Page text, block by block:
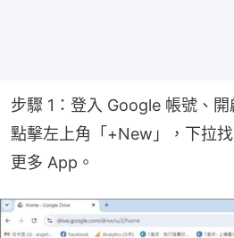
步驟 1：登入 Google 帳號、
點擊左上角「+New」，下拉
更多 App。